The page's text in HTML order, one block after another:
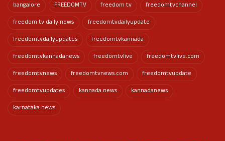
bangalore FREEDOMTV freedom tv
freedomtvchannel
freedom tv daily news
freedomtvdailyupdate
freedomtvdailyupdates
freedomtvkannada
freedomtvkannadanews
freedomtvlive
freedomtvlive.com
freedomtvnews
freedomtvnews.com
freedomtvupdate
freedomtvupdates
kannada news
kannadanews
karnataka news